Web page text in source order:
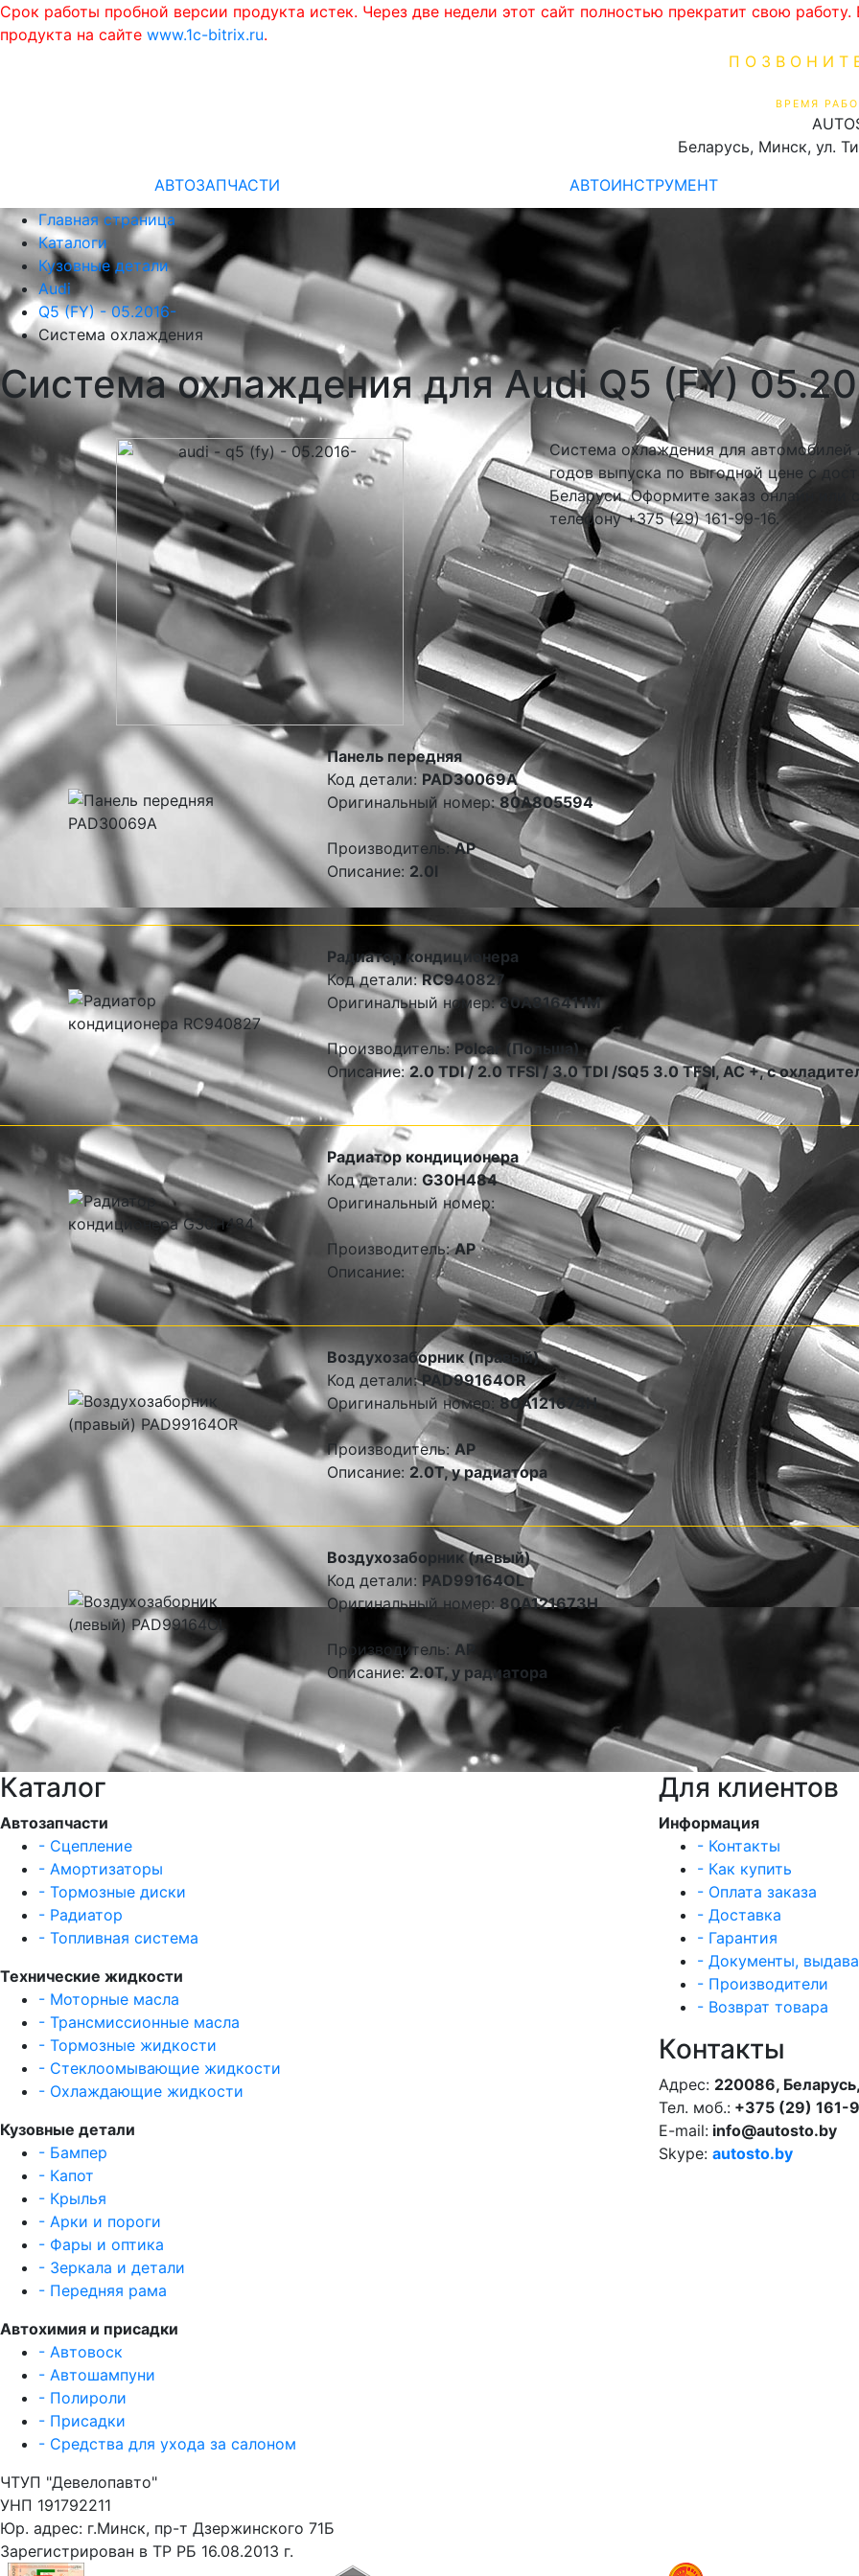
Срок работы пробной версии продукта истек. Через две недели этот сайт полностью прекратит свою
продукта на сайте www.1c-bitrix.ru.
ВРЕМЯ
Беларусь, Минск, ул.
АВТОЗАПЧАСТИ
АВТОИНСТРУМЕНТ
Главная страница
Каталоги
Кузовные детали
Audi
Q5 (FY) - 05.2016-
Система охлаждения
Система охлаждения для Audi Q5 (FY)
Система охлаждения для автомобилей
годов выпуска по выгодной цене с
Беларуси. Оформите заказ онлайн или
телефону +375 (29) 161-99-16.
Панель передняя
Код детали: PAD30069A
Оригинальный номер:80A805594
Производитель:AP
Описание: 2.0l
Радиатор кондиционера
Код детали:RC940827
Оригинальный номер:80A816411M
Производитель: Polcar (Польша)
Описание:2.0 TDI / 2.0 TFSI / 3.0 TDI /SQ5 3.0 TFSI, AC +, с
Радиатор кондиционера
Код детали:G30H484
Оригинальный номер:
Производитель:AP
Описание:
Воздухозаборник (правый)
Код детали:PAD99164OR
Оригинальный номер:80A121674H
Производитель:AP
Описание: 2.0Т, у радиатора
Воздухозаборник (левый)
Код детали: PAD99164OL
Оригинальный номер:80A121673H
Производитель: AP
Описание:2.0Т, у радиатора
Каталог
Автозапчасти
- Сцепление
- Амортизаторы
- Тормозные диски
- Радиатор
- Топливная система
Технические жидкости
- Моторные масла
- Трансмиссионные масла
- Тормозные жидкости
- Стеклоомывающие жидкости
- Охлаждающие жидкости
Кузовные детали
- Бампер
- Капот
- Крылья
- Арки и пороги
- Фары и оптика
- Зеркала и детали
- Передняя рама
Автохимия и присадки
- Автовоск
- Автошампуни
- Полироли
- Присадки
- Средства для ухода за салоном
Для клиентов
Информация
- Контакты
- Как купить
- Оплата заказа
- Доставка
- Гарантия
- Документы,
- Производители
- Возврат товара
Контакты
Адрес: 220086,
Тел. моб.: +375 (29) 161-
E-mail: info@autosto.by
Skype: autosto.by
ЧТУП "Девелопавто"
УНП 191792211
Юр. адрес: г.Минск, пр-т Дзержинского 71Б
Зарегистрирован в ТР РБ 16.08.2013 г.